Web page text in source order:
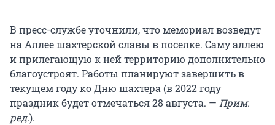
В пресс-службе уточнили, что мемориал возведут
на Аллее шахтерской славы в поселке. Саму аллею
и прилегающую к ней территорию дополнительно
благоустроят. Работы планируют завершить в
текущем году ко Дню шахтера (в 2022 году
праздник будет отмечаться 28 августа. — Прим.
ред.).